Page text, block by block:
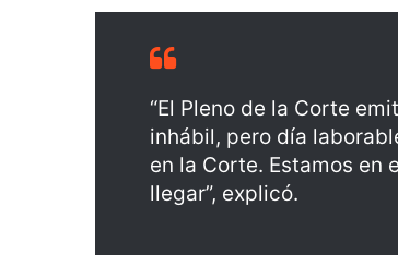
“El Pleno de la Corte
inhábil, pero día
en la Corte. Estamos en
llegar”, explicó.